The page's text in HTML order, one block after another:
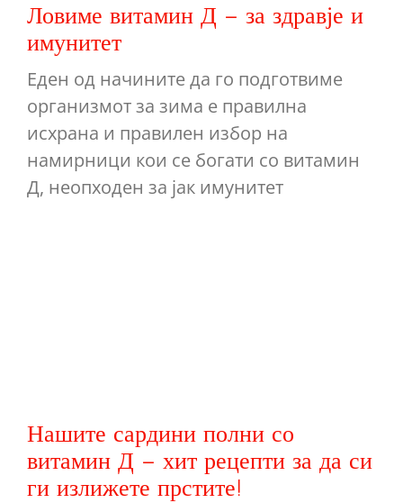
Ловиме витамин Д – за здравје и
имунитет
Еден од начините да го подготвиме
организмот за зима е правилна
исхрана и правилен избор на
намирници кои се богати со витамин
Д, неопходен за јак имунитет
Нашите сардини полни со
витамин Д – хит рецепти за да си
ги излижете прстите!